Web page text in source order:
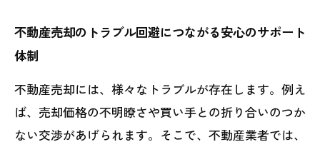
不動産売却のトラブル回避につながる安心のサポート
体制
不動産売却には、様々なトラブルが存在します。例え
ば、売却価格の不明瞭さや買い手との折り合いのつか
ない交渉があげられます。そこで、不動産業者では、